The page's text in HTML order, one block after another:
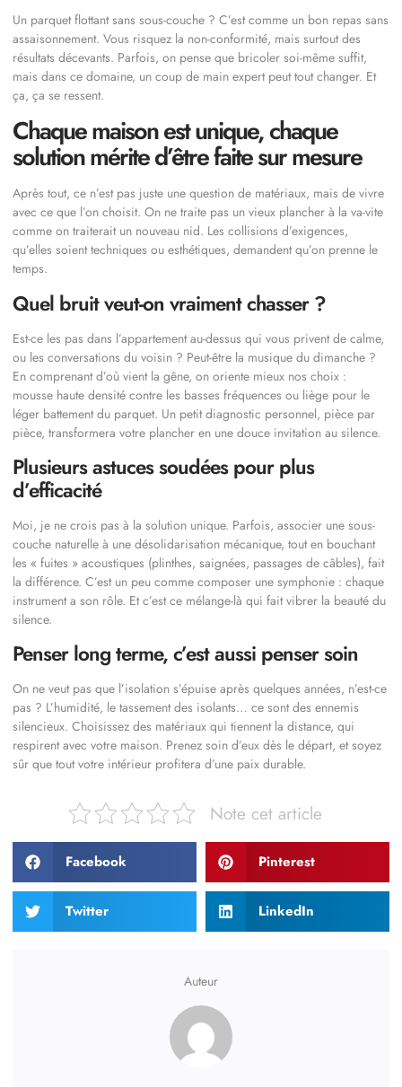
Un parquet flottant sans sous-couche ? C’est comme un bon repas sans
assaisonnement. Vous risquez la non-conformité, mais surtout des
résultats décevants. Parfois, on pense que bricoler soi-même suffit,
mais dans ce domaine, un coup de main expert peut tout changer. Et
ça, ça se ressent.
Chaque maison est unique, chaque
solution mérite d’être faite sur mesure
Après tout, ce n’est pas juste une question de matériaux, mais de vivre
avec ce que l’on choisit. On ne traite pas un vieux plancher à la va-vite
comme on traiterait un nouveau nid. Les collisions d’exigences,
qu’elles soient techniques ou esthétiques, demandent qu’on prenne le
temps.
Quel bruit veut-on vraiment chasser ?
Est-ce les pas dans l’appartement au-dessus qui vous privent de calme,
ou les conversations du voisin ? Peut-être la musique du dimanche ?
En comprenant d’où vient la gêne, on oriente mieux nos choix :
mousse haute densité contre les basses fréquences ou liège pour le
léger battement du parquet. Un petit diagnostic personnel, pièce par
pièce, transformera votre plancher en une douce invitation au silence.
Plusieurs astuces soudées pour plus
d’efficacité
Moi, je ne crois pas à la solution unique. Parfois, associer une sous-
couche naturelle à une désolidarisation mécanique, tout en bouchant
les « fuites » acoustiques (plinthes, saignées, passages de câbles), fait
la différence. C’est un peu comme composer une symphonie : chaque
instrument a son rôle. Et c’est ce mélange-là qui fait vibrer la beauté du
silence.
Penser long terme, c’est aussi penser soin
On ne veut pas que l’isolation s’épuise après quelques années, n’est-ce
pas ? L’humidité, le tassement des isolants… ce sont des ennemis
silencieux. Choisissez des matériaux qui tiennent la distance, qui
respirent avec votre maison. Prenez soin d’eux dès le départ, et soyez
sûr que tout votre intérieur profitera d’une paix durable.
Note cet article
Facebook Pinterest
Twitter LinkedIn
Auteur